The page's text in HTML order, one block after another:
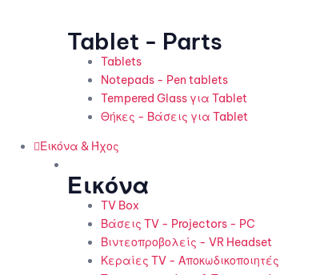
Tablet - Parts
Tablets
Notepads - Pen tablets
Tempered Glass για Tablet
Θήκες - Βάσεις για Tablet
Εικόνα & Ήχος
Εικόνα
TV Box
Βάσεις TV - Projectors - PC
Βιντεοπροβολείς - VR Headset
Κεραίες TV - Αποκωδικοποιητές